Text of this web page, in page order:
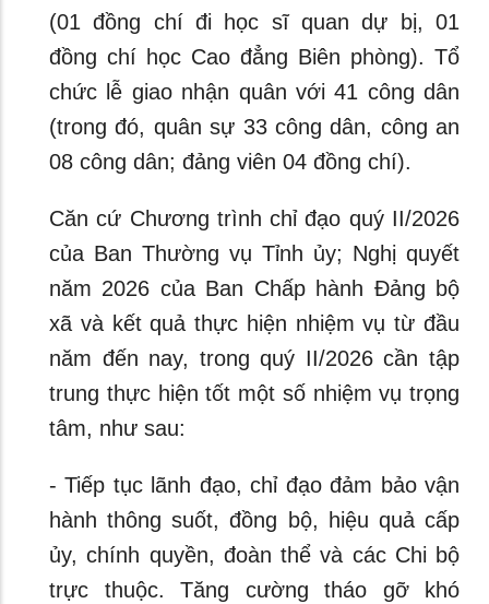
(01 đồng chí đi học sĩ quan dự bị, 01
đồng chí học Cao đẳng Biên phòng). Tổ
chức lễ giao nhận quân với 41 công dân
(trong đó, quân sự 33 công dân, công an
08 công dân; đảng viên 04 đồng chí).
Căn cứ Chương trình chỉ đạo quý II/2026
của Ban Thường vụ Tỉnh ủy; Nghị quyết
năm 2026 của Ban Chấp hành Đảng bộ
xã và kết quả thực hiện nhiệm vụ từ đầu
năm đến nay, trong quý II/2026 cần tập
trung thực hiện tốt một số nhiệm vụ trọng
tâm, như sau:
- Tiếp tục lãnh đạo, chỉ đạo đảm bảo vận
hành thông suốt, đồng bộ, hiệu quả cấp
ủy, chính quyền, đoàn thể và các Chi bộ
trực thuộc. Tăng cường tháo gỡ khó